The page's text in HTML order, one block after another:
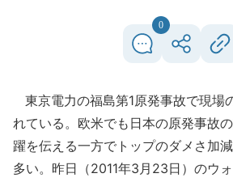
0
東京電力の福島第1原発事故で現場
れている。欧米でも日本の原発事故
躍を伝える一方でトップのダメさ加
多い。昨日（2011年3月23日）のウ